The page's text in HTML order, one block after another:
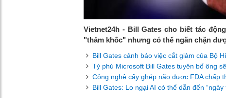
Vietnet24h - Bill Gates cho biết tác
"thảm khốc" nhưng có thể ngăn chặn
Bill Gates cảnh báo việc cắt giảm của Bộ
Tỷ phú Microsoft Bill Gates tuyên bố ông
Công nghệ cấy ghép não được FDA chấp
Bill Gates: Lo ngại AI có thể dẫn đến “ngày